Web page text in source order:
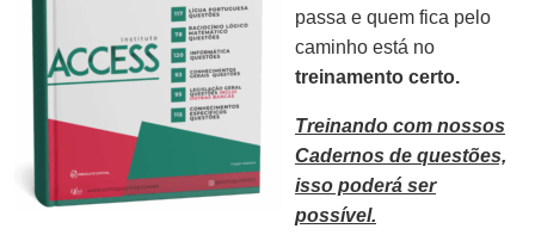
passa e quem fica pelo
caminho está no
treinamento certo.
Treinando com nossos
Cadernos de questões,
isso poderá ser
possível.